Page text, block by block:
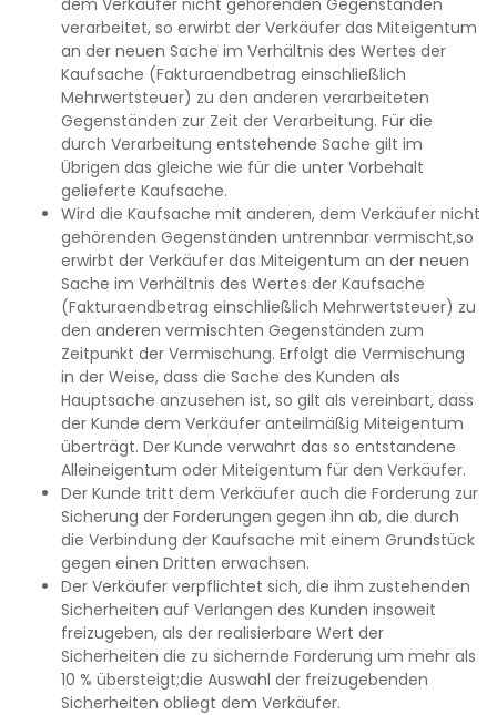
verarbeitet, so erwirbt der Verkäufer das Miteigentum
an der neuen Sache im Verhältnis des Wertes der
Kaufsache (Fakturaendbetrag einschließlich
Mehrwertsteuer) zu den anderen verarbeiteten
Gegenständen zur Zeit der Verarbeitung. Für die
durch Verarbeitung entstehende Sache gilt im
Übrigen das gleiche wie für die unter Vorbehalt
gelieferte Kaufsache.
Wird die Kaufsache mit anderen, dem Verkäufer nicht
gehörenden Gegenständen untrennbar vermischt,so
erwirbt der Verkäufer das Miteigentum an der neuen
Sache im Verhältnis des Wertes der Kaufsache
(Fakturaendbetrag einschließlich Mehrwertsteuer) zu
den anderen vermischten Gegenständen zum
Zeitpunkt der Vermischung. Erfolgt die Vermischung
in der Weise, dass die Sache des Kunden als
Hauptsache anzusehen ist, so gilt als vereinbart, dass
der Kunde dem Verkäufer anteilmäßig Miteigentum
überträgt. Der Kunde verwahrt das so entstandene
Alleineigentum oder Miteigentum für den Verkäufer.
Der Kunde tritt dem Verkäufer auch die Forderung zur
Sicherung der Forderungen gegen ihn ab, die durch
die Verbindung der Kaufsache mit einem Grundstück
gegen einen Dritten erwachsen.
Der Verkäufer verpflichtet sich, die ihm zustehenden
Sicherheiten auf Verlangen des Kunden insoweit
freizugeben, als der realisierbare Wert der
Sicherheiten die zu sichernde Forderung um mehr als
10 % übersteigt;die Auswahl der freizugebenden
Sicherheiten obliegt dem Verkäufer.